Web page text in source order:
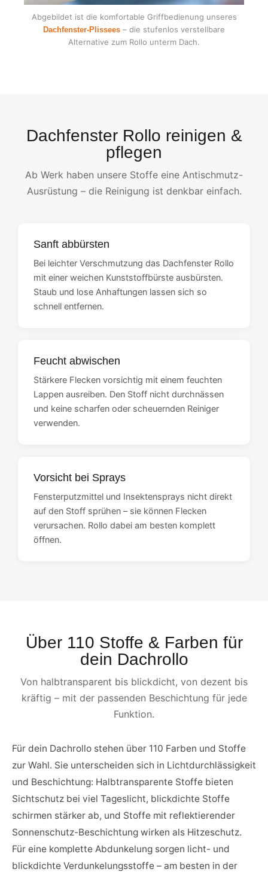
Abgebildet ist die komfortable Griffbedienung unseres
Dachfenster-Plissees – die stufenlos verstellbare
Alternative zum Rollo unterm Dach.
Dachfenster Rollo reinigen &
pflegen
Ab Werk haben unsere Stoffe eine Antischmutz-
Ausrüstung – die Reinigung ist denkbar einfach.
Sanft abbürsten
Bei leichter Verschmutzung das Dachfenster Rollo
mit einer weichen Kunststoffbürste ausbürsten.
Staub und lose Anhaftungen lassen sich so
schnell entfernen.
Feucht abwischen
Stärkere Flecken vorsichtig mit einem feuchten
Lappen ausreiben. Den Stoff nicht durchnässen
und keine scharfen oder scheuernden Reiniger
verwenden.
Vorsicht bei Sprays
Fensterputzmittel und Insektensprays nicht direkt
auf den Stoff sprühen – sie können Flecken
verursachen. Rollo dabei am besten komplett
öffnen.
Über 110 Stoffe & Farben für
dein Dachrollo
Von halbtransparent bis blickdicht, von dezent bis
kräftig – mit der passenden Beschichtung für jede
Funktion.
Für dein Dachrollo stehen über 110 Farben und Stoffe
zur Wahl. Sie unterscheiden sich in Lichtdurchlässigkeit
und Beschichtung: Halbtransparente Stoffe bieten
Sichtschutz bei viel Tageslicht, blickdichte Stoffe
schirmen stärker ab, und Stoffe mit reflektierender
Sonnenschutz-Beschichtung wirken als Hitzeschutz.
Für eine komplette Abdunkelung sorgen licht- und
blickdichte Verdunkelungsstoffe – am besten in der